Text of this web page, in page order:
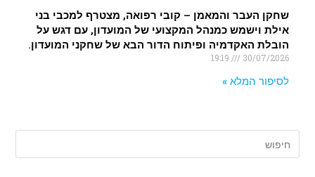
שחקן העבר והמאמן – קובי רפואה, מצטרף למכבי בני
אילת וישמש כמנהל המקצועי של המועדון, עם דגש על
הובלת האקדמיה ופיתוח הדור הבא של שחקני המועדון.
30/07/2026
לסיפור המלא »